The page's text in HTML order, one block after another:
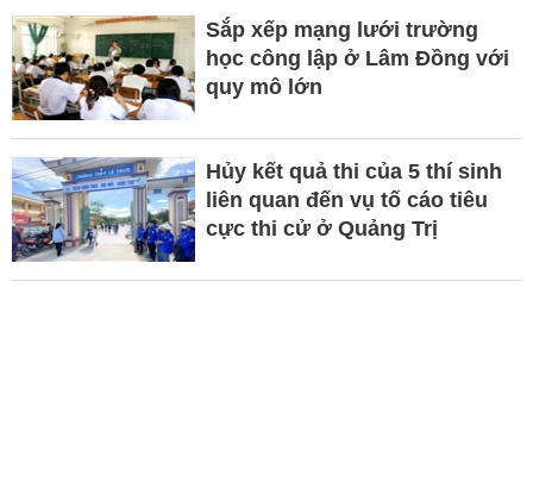
Sắp xếp mạng lưới trường
học công lập ở Lâm Đồng với
quy mô lớn
Hủy kết quả thi của 5 thí sinh
liên quan đến vụ tố cáo tiêu
cực thi cử ở Quảng Trị